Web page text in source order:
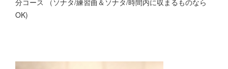
分コース （ソナタ/練習曲＆ソナタ/時間内に収まるものなら
OK)